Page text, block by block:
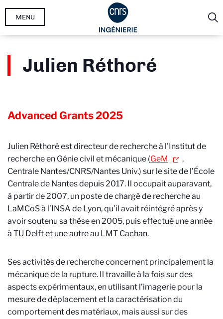
Aller
MENU
Julien Réthoré
Advanced Grants2025
Julien Réthoré est directeur de recherche à l'Institut de
recherche en Génie civil et mécanique (GeM
,
Centrale Nantes/CNRS/Nantes Univ.) sur le site de l’École
Centrale de Nantes depuis 2017. Il occupait auparavant,
à partir de 2007, un poste de chargé de recherche au
LaMCoS à l’INSA de Lyon, qu’il avait réintégré après y
avoir soutenu sa thèse en 2005, puis effectué une année
à TU Delft et une autre au LMT Cachan.
Ses activités de recherche concernent principalement la
mécanique de la rupture. Il travaille à la fois sur des
aspects expérimentaux, en utilisant l’imagerie pour la
mesure de déplacement et la caractérisation du
comportement des matériaux, mais aussi sur des